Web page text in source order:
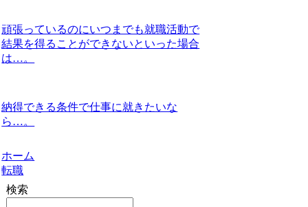
頑張っているのにいつまでも就職活動で
結果を得ることができないといった場合
は…。
納得できる条件で仕事に就きたいな
ら…。
ホーム
転職
検索